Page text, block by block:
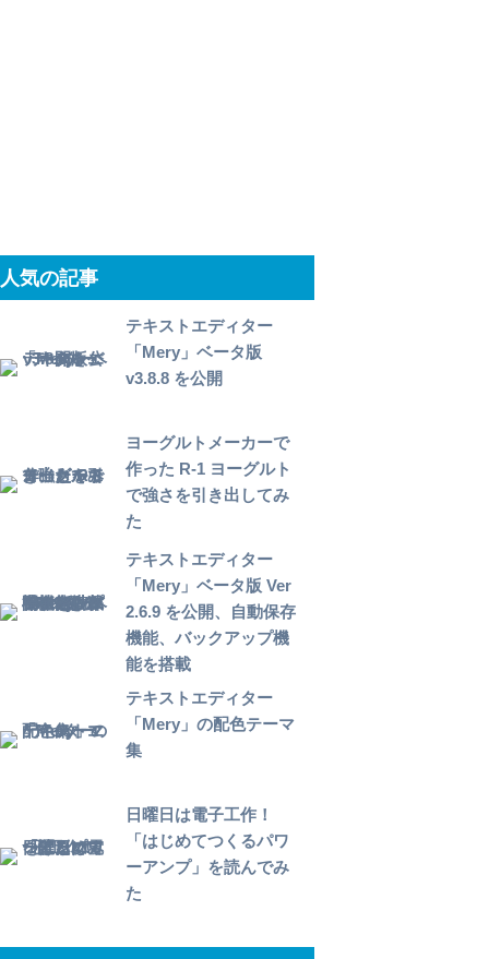
人気の記事
テキストエディター
「Mery」ベータ版
v3.8.8 を公開
ヨーグルトメーカーで
作った R-1 ヨーグルト
で強さを引き出してみ
た
テキストエディター
「Mery」ベータ版 Ver
2.6.9 を公開、自動保存
機能、バックアップ機
能を搭載
テキストエディター
「Mery」の配色テーマ
集
日曜日は電子工作！
「はじめてつくるパワ
ーアンプ」を読んでみ
た